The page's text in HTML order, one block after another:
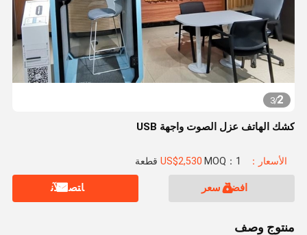
2
/
3
كشك الهاتف عزل الصوت واجهة USB
الأسعار：US$2,530 MOQ：1 قطعة
افضل سعر ﺎﺘﺼﻟ ﺍﻶﻧ
منتوج وصف